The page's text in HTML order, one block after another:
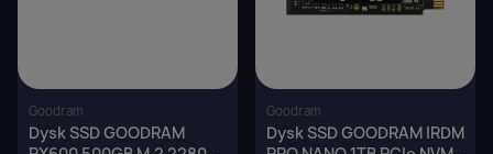
Goodram
Dysk SSD GOODRAM
Goodram
Dysk SSD GOODRAM IRDM